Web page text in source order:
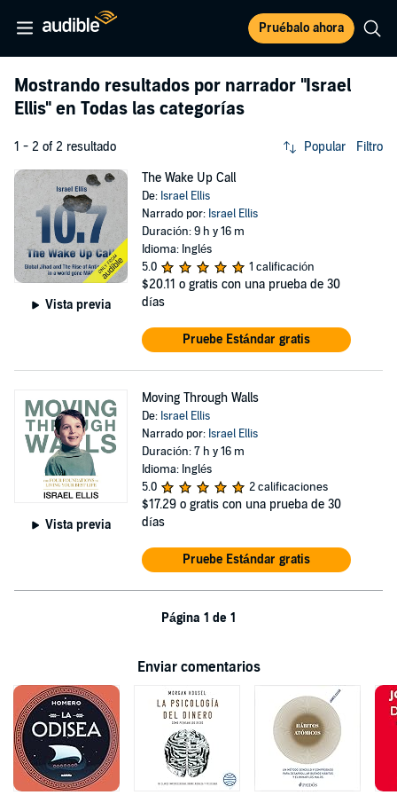
Pruébalo ahora
Mostrando resultados por narrador "Israel
Ellis" en Todas las categorías
1 - 2 of 2 resultado Popular Filtro
Vista previa
The Wake Up Call
De: Israel Ellis
Narrado por: Israel Ellis
Duración: 9 h y 16 m
Idioma: Inglés
5.0
1 calificación
$20.11 o gratis con una prueba de 30
días
Pruebe Estándar gratis
Vista previa
Moving Through Walls
De: Israel Ellis
Narrado por: Israel Ellis
Duración: 7 h y 16 m
Idioma: Inglés
5.0
2 calificaciones
$17.29 o gratis con una prueba de 30
días
Pruebe Estándar gratis
Página 1 de 1
Enviar comentarios